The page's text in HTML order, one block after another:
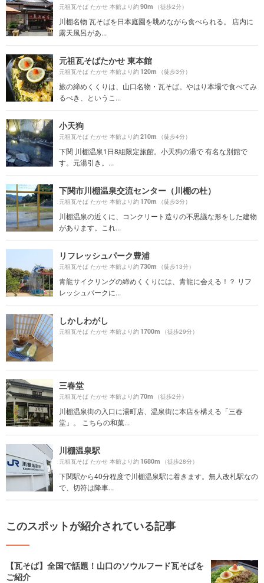
元祖瓦そば たかせ 本館より約90m （徒歩2分）
川棚名物 瓦そばを日本庭園を眺めながら食べられる。 店内に
露天風呂があ...
元祖瓦そばたかせ 東本館
元祖瓦そば たかせ 本館より約120m （徒歩3分）
旅の締めくくりは、山口名物・瓦そば。やはり本場で食べてみ
るべき、というこ...
小天狗
元祖瓦そば たかせ 本館より約210m （徒歩4分）
下関 川棚温泉1日8組限定旅館。小天狗の湯で 有名な別館で
す。元湯引き。...
下関市川棚温泉交流センター（川棚の杜）
元祖瓦そば たかせ 本館より約170m （徒歩3分）
川棚温泉の近くに、コンクリート造りの不思議な形をした建物
があります。これ...
リフレッシュパーク豊浦
元祖瓦そば たかせ 本館より約730m （徒歩13分）
青龍サイクリングの締めくくりには、青龍に会える！？ リフ
レッシュパークに...
しかしわがし
元祖瓦そば たかせ 本館より約1700m （徒歩29分）
三春堂
元祖瓦そば たかせ 本館より約70m （徒歩2分）
川棚温泉街の入口に湯町店、温泉街に本店を構える「三春
堂」。 こちらの和菓...
川棚温泉駅
元祖瓦そば たかせ 本館より約1680m （徒歩28分）
下関駅から40分程度で川棚温泉駅に着きます。無人改札駅なの
で、切符は降車...
このスポットが紹介されている記事
【瓦そば】全国で話題！山口のソウルフード瓦そばを
ご紹介